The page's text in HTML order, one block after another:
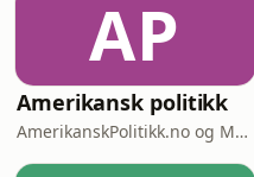
AP
Amerikansk politikk
AmerikanskPolitikk.no og Moderne Media